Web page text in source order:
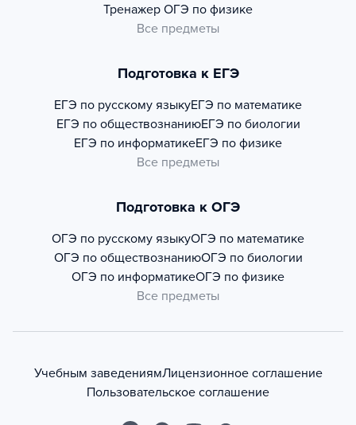
Тренажер ОГЭ по физике
Все предметы
Подготовка к ЕГЭ
ЕГЭ по русскому языкуЕГЭ по математике
ЕГЭ по обществознаниюЕГЭ по биологии
ЕГЭ по информатикеЕГЭ по физике
Все предметы
Подготовка к ОГЭ
ОГЭ по русскому языкуОГЭ по математике
ОГЭ по обществознаниюОГЭ по биологии
ОГЭ по информатикеОГЭ по физике
Все предметы
Учебным заведениямЛицензионное соглашение
Пользовательское соглашение